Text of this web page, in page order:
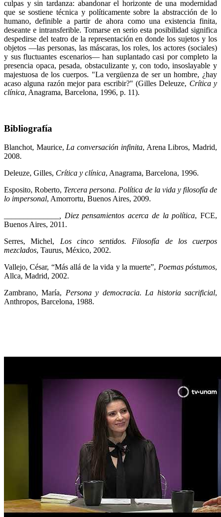
culpas y sin tardanza: abandonar el horizonte de una modernidad
que se sostiene técnica y políticamente sobre la abstracción de lo
humano, definible a partir de ahora como una existencia finita,
deseante e intransferible. Tomarse en serio esta posibilidad significa
despedirse del teatro de la representación en donde los sujetos y los
objetos —las personas, las máscaras, los roles, los actores (sociales)
y sus fluctuantes escenarios— han suplantado casi por completo la
presencia opaca, pesada, obstaculizante y, con todo, insoslayable y
majestuosa de los cuerpos. "La vergüenza de ser un hombre, ¿hay
acaso alguna razón mejor para escribir?" (Gilles Deleuze, Crítica y
clínica, Anagrama, Barcelona, 1996, p. 11).
Bibliografía
Blanchot, Maurice, La conversación infinita, Arena Libros, Madrid,
2008.
Deleuze, Gilles, Crítica y clínica, Anagrama, Barcelona, 1996.
Esposito, Roberto, Tercera persona. Política de la vida y filosofía de
lo impersonal, Amorrortu, Buenos Aires, 2009.
______________, Diez pensamientos acerca de la política, FCE,
Buenos Aires, 2011.
Serres, Michel, Los cinco sentidos. Filosofía de los cuerpos
mezclados, Taurus, México, 2002.
Vallejo, César, “Más allá de la vida y la muerte”, Poemas póstumos,
Allca, Madrid, 2002.
Zambrano, María, Persona y democracia. La historia sacrificial,
Anthropos, Barcelona, 1988.